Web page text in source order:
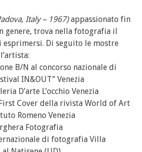
Italy – 1967)appassionato fin
genere, trova nella fotografia il
esprimersi. Di seguito le mostre
B/N al concorso nazionale di
IN&OUT” Venezia
D’arte L’occhio Venezia
Cover della rivista World of Art
Romeno Venezia
Fotografia
di fotografia Villa